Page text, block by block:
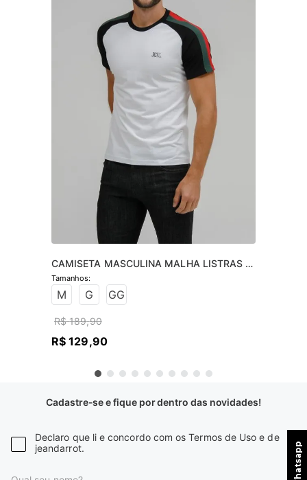
CAMISETA MASCULINA MALHA LISTRAS
MANGA
M G GG
R$ 189,90
R$ 129,90
Cadastre-se e fique por dentro das novidades!
Declaro que li e concordo com os Termos de Uso e de
jeandarrot.